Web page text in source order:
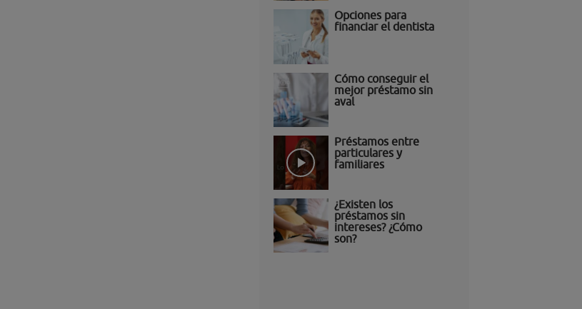
Opciones para
financiar el dentista
Cómo conseguir el
mejor préstamo sin
aval
Préstamos entre
particulares y
familiares
¿Existen los
préstamos sin
intereses? ¿Cómo
son?